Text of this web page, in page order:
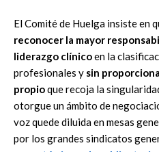
El Comité de Huelga insiste en
reconocer la mayor
liderazgo clínicoen la
profesionales y sin
propioque recoja la
otorgue un ámbito de
voz quede diluida en mesas
por los grandes sindicatos